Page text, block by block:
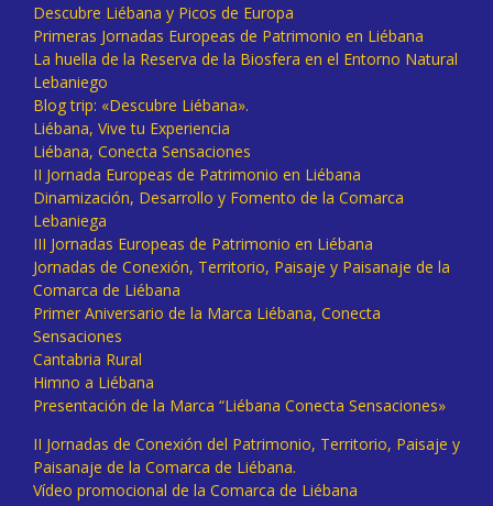
Descubre Liébana y Picos de Europa
Primeras Jornadas Europeas de Patrimonio en Liébana
La huella de la Reserva de la Biosfera en el Entorno Natural
Lebaniego
Blog trip: «Descubre Liébana».
Liébana, Vive tu Experiencia
Liébana, Conecta Sensaciones
II Jornada Europeas de Patrimonio en Liébana
Dinamización, Desarrollo y Fomento de la Comarca
Lebaniega
III Jornadas Europeas de Patrimonio en Liébana
Jornadas de Conexión, Territorio, Paisaje y Paisanaje de la
Comarca de Liébana
Primer Aniversario de la Marca Liébana, Conecta
Sensaciones
Cantabria Rural
Himno a Liébana
Presentación de la Marca “Liébana Conecta Sensaciones»
II Jornadas de Conexión del Patrimonio, Territorio, Paisaje y
Paisanaje de la Comarca de Liébana.
Vídeo promocional de la Comarca de Liébana